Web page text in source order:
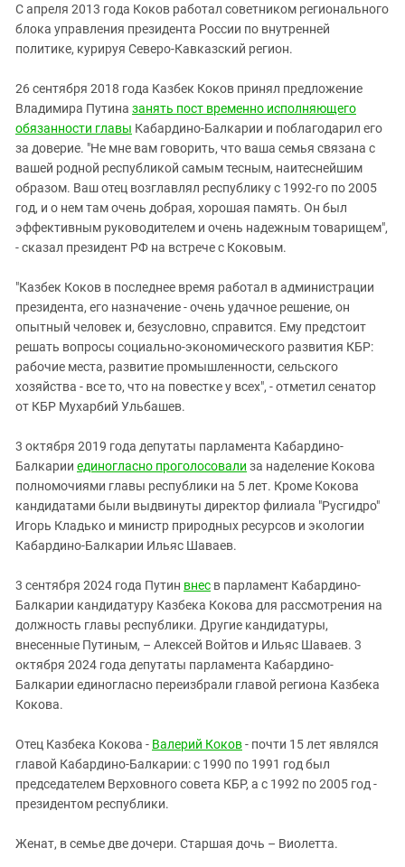
С апреля 2013 года Коков работал советником регионального
блока управления президента России по внутренней
политике, курируя Северо-Кавказский регион.
26 сентября 2018 года Казбек Коков принял предложение
Владимира Путина занять пост временно исполняющего
обязанности главы Кабардино-Балкарии и поблагодарил его
за доверие. "Не мне вам говорить, что ваша семья связана с
вашей родной республикой самым тесным, наитеснейшим
образом. Ваш отец возглавлял республику с 1992-го по 2005
год, и о нем там очень добрая, хорошая память. Он был
эффективным руководителем и очень надежным товарищем",
- сказал президент РФ на встрече с Коковым.
"Казбек Коков в последнее время работал в администрации
президента, его назначение - очень удачное решение, он
опытный человек и, безусловно, справится. Ему предстоит
решать вопросы социально-экономического развития КБР:
рабочие места, развитие промышленности, сельского
хозяйства - все то, что на повестке у всех", - отметил сенатор
от КБР Мухарбий Ульбашев.
3 октября 2019 года депутаты парламента Кабардино-
Балкарии единогласно проголосовали за наделение Кокова
полномочиями главы республики на 5 лет. Кроме Кокова
кандидатами были выдвинуты директор филиала "Русгидро"
Игорь Кладько и министр природных ресурсов и экологии
Кабардино-Балкарии Ильяс Шаваев.
3 сентября 2024 года Путин внес в парламент Кабардино-
Балкарии кандидатуру Казбека Кокова для рассмотрения на
должность главы республики. Другие кандидатуры,
внесенные Путиным, – Алексей Войтов и Ильяс Шаваев. 3
октября 2024 года депутаты парламента Кабардино-
Балкарии единогласно переизбрали главой региона Казбека
Кокова.
Отец Казбека Кокова - Валерий Коков- почти 15 лет являлся
главой Кабардино-Балкарии: с 1990 по 1991 год был
председателем Верховного совета КБР, а с 1992 по 2005 год -
президентом республики.
Женат, в семье две дочери. Старшая дочь – Виолетта.